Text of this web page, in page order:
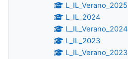
L_IL_Verano_2025
L_IL_2024
L_IL_Verano_2024
L_IL_2023
L_IL_Verano_2023